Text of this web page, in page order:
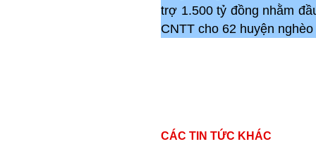
trợ 1.500 tỷ đồng nhằm
CNTT cho 62 huyện
CÁC TIN TỨC KHÁC